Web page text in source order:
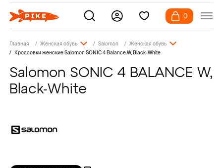
0
Главная Женская обувь Salomon
Женская обувь
Кроссовки женские Salomon SONIC 4 Balance W, Black-White
Salomon SONIC 4 BALANCE W,
Black-White